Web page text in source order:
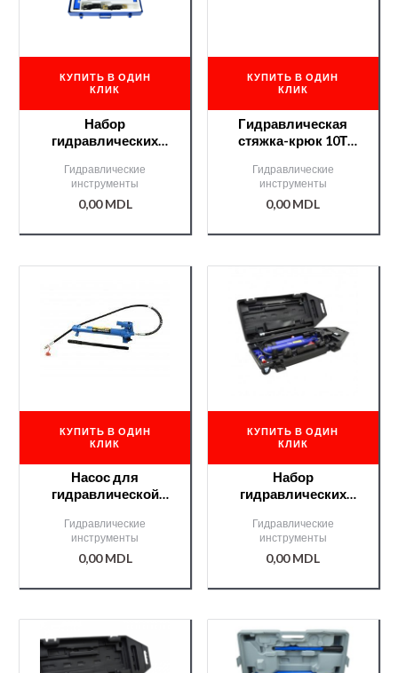
КУПИТЬ В ОДИН
КЛИК
Набор
гидравлических
для кузовных работ
/G02073/
Гидравлические
инструменты
0,00MDL
КУПИТЬ В ОДИН
КЛИК
Гидравлическая
стяжка-крюк 10Т
Гидравлические
инструменты
0,00MDL
КУПИТЬ В ОДИН
КЛИК
Насос для
гидравлической
10Т /G02071/
Гидравлические
инструменты
0,00MDL
КУПИТЬ В ОДИН
КЛИК
Набор
гидравлических
15Т на колесах
/G02146/
Гидравлические
инструменты
0,00MDL